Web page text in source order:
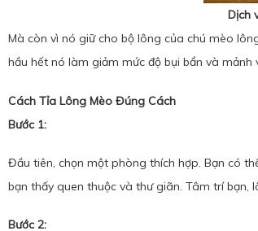
Dịch
Mà còn vì nó giữ cho bộ lông của chú mèo
hầu hết nó làm giảm mức độ bụi bẩn và
Cách Tỉa Lông Mèo Đúng Cách
Bước 1:
Đầu tiên, chọn một phòng thích hợp. Bạn có
bạn thấy quen thuộc và thư giãn. Tâm trí bạn,
Bước 2: